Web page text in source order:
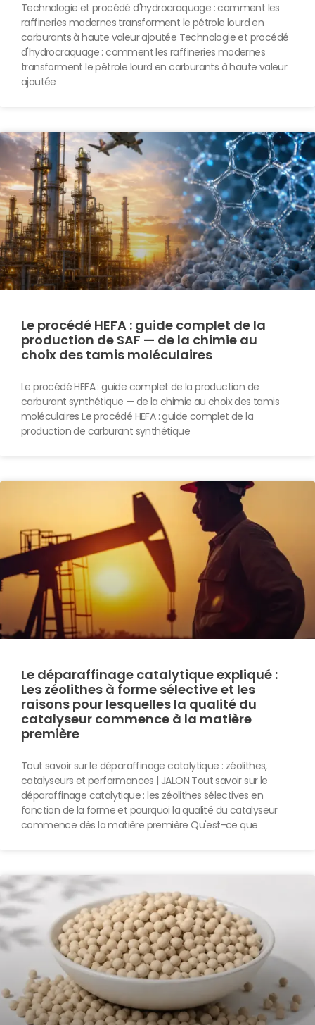
Technologie et procédé d'hydrocraquage : comment les
raffineries modernes transforment le pétrole lourd en
carburants à haute valeur ajoutée Technologie et procédé
d'hydrocraquage : comment les raffineries modernes
transforment le pétrole lourd en carburants à haute valeur
ajoutée
Le procédé HEFA : guide complet de la
production de SAF — de la chimie au
choix des tamis moléculaires
Le procédé HEFA : guide complet de la production de
carburant synthétique — de la chimie au choix des tamis
moléculaires Le procédé HEFA : guide complet de la
production de carburant synthétique
Le déparaffinage catalytique expliqué :
Les zéolithes à forme sélective et les
raisons pour lesquelles la qualité du
catalyseur commence à la matière
première
Tout savoir sur le déparaffinage catalytique : zéolithes,
catalyseurs et performances | JALON Tout savoir sur le
déparaffinage catalytique : les zéolithes sélectives en
fonction de la forme et pourquoi la qualité du catalyseur
commence dès la matière première Qu'est-ce que